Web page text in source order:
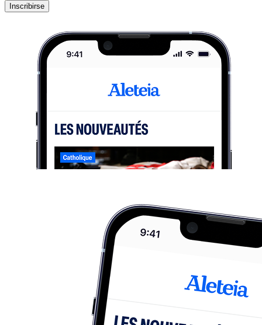
Inscribirse